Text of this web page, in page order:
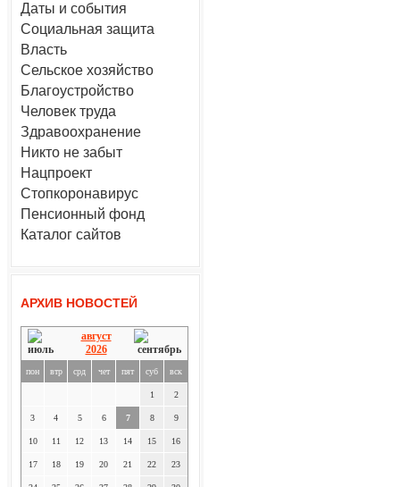
Даты и события
Социальная защита
Власть
Сельское хозяйство
Благоустройство
Человек труда
Здравоохранение
Никто не забыт
Нацпроект
Стопкоронавирус
Пенсионный фонд
Каталог сайтов
АРХИВ НОВОСТЕЙ
август
2026
пон втр срд чет пят суб вск
1 2
3 4 5 6 7 8 9
10 11 12 13 14 15 16
17 18 19 20 21 22 23